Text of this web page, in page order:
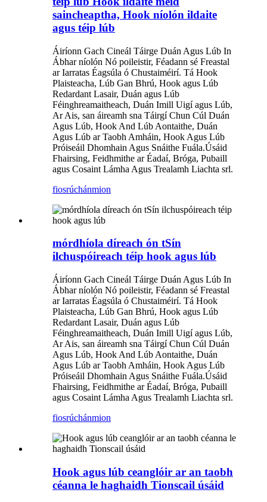
saincheaptha, Hook níolón ildaite
agus téip lúb
Áiríonn Gach Cineál Táirge Duán Agus Lúb In
Ábhar níolón Nó poileistir, Féadann sé Freastal
ar Iarratas Éagsúla ó Chustaiméirí. Tá Hook
Plaisteacha, Lúb Gan Bhrú, Hook agus Lúb
Redardant Lasair, Duán agus Lúb
Féinghreamaitheach, Duán Imill Uigí agus Lúb,
Ar Ais, san áireamh sna Táirgí Chun Cúl Duán
Agus Lúb, Hook And Lúb Aontaithe, Duán
Agus Lúb ar Taobh Amháin, Hook Agus Lúb
Próiseáil Dhomhain Agus Snáithe Fuála.Úsáid
Fhairsing, Feidhmithe ar Éadaí, Bróga, Pubaill
agus Cosaint Lámha Agus Trealamh Liachta srl.
fiosrúchánmion
mórdhíola díreach ón tSín
ilchuspóireach téip hook agus lúb
Áiríonn Gach Cineál Táirge Duán Agus Lúb In
Ábhar níolón Nó poileistir, Féadann sé Freastal
ar Iarratas Éagsúla ó Chustaiméirí. Tá Hook
Plaisteacha, Lúb Gan Bhrú, Hook agus Lúb
Redardant Lasair, Duán agus Lúb
Féinghreamaitheach, Duán Imill Uigí agus Lúb,
Ar Ais, san áireamh sna Táirgí Chun Cúl Duán
Agus Lúb, Hook And Lúb Aontaithe, Duán
Agus Lúb ar Taobh Amháin, Hook Agus Lúb
Próiseáil Dhomhain Agus Snáithe Fuála.Úsáid
Fhairsing, Feidhmithe ar Éadaí, Bróga, Pubaill
agus Cosaint Lámha Agus Trealamh Liachta srl.
fiosrúchánmion
Hook agus lúb ceanglóir ar an taobh
céanna le haghaidh Tionscail úsáid